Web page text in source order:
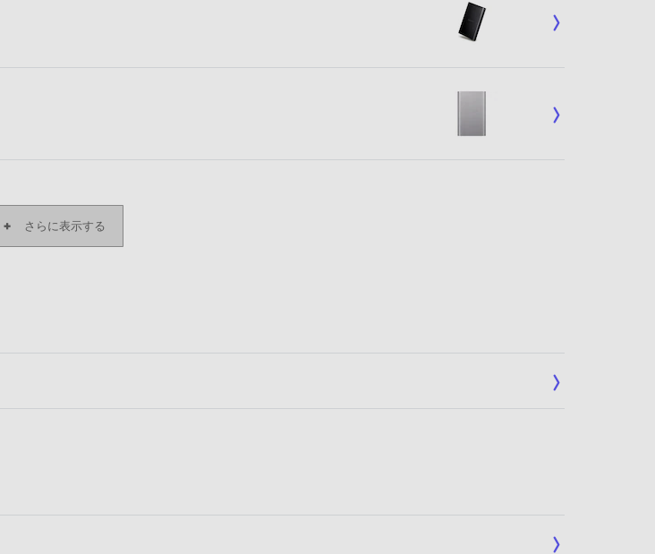
さらに表示する